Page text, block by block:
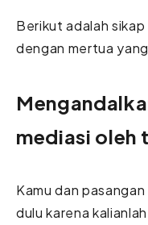
Berikut adalah
dengan mertua
mediasi oleh
Kamu dan
dulu karena